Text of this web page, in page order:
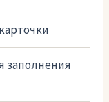
заполнения